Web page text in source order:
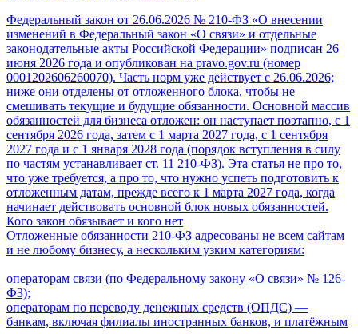
Федеральный закон от 26.06.2026 № 210-ФЗ «О внесении
изменений в Федеральный закон «О связи» и отдельные
законодательные акты Российской Федерации» подписан 26
июня 2026 года и опубликован на pravo.gov.ru (номер
0001202606260070). Часть норм уже действует с 26.06.2026;
ниже они отделены от отложенного блока, чтобы не
смешивать текущие и будущие обязанности. Основной массив
обязанностей для бизнеса отложен: он наступает поэтапно, с 1
сентября 2026 года, затем с 1 марта 2027 года, с 1 сентября
2027 года и с 1 января 2028 года (порядок вступления в силу
по частям устанавливает ст. 11 210-ФЗ). Эта статья не про то,
что уже требуется, а про то, что нужно успеть подготовить к
отложенным датам, прежде всего к 1 марта 2027 года, когда
начинает действовать основной блок новых обязанностей.
Кого закон обязывает и кого нет
Отложенные обязанности 210-ФЗ адресованы не всем сайтам
и не любому бизнесу, а нескольким узким категориям:
операторам связи (по Федеральному закону «О связи» № 126-
ФЗ);
операторам по переводу денежных средств (ОПДС) —
банкам, включая филиалы иностранных банков, и платёжным